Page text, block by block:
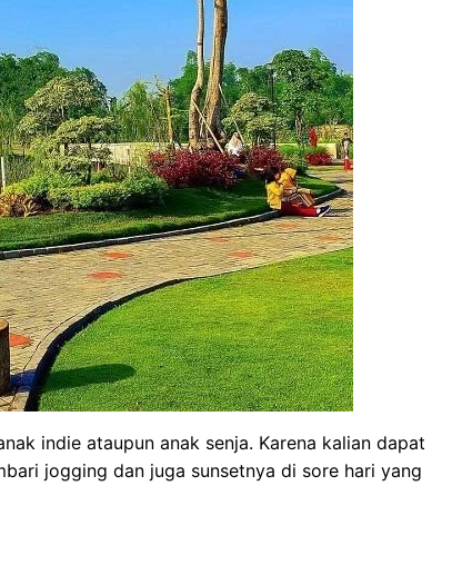
indie ataupun anak senja. Karena kalian dapat
jogging dan juga sunsetnya di sore hari yang